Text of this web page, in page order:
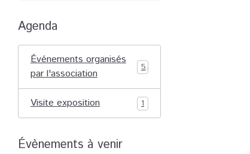
Agenda
Événements organisés
par l'association
5
Visite exposition 1
Évènements à venir